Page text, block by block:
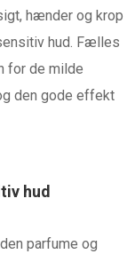
hænder og krop
hud. Fælles
for de milde
den gode effekt
hud
parfume og